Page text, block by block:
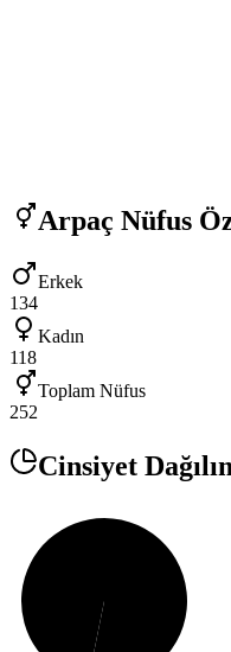
Arpaç Nüfus
Erkek
134
Kadın
118
Toplam Nüfus
252
Cinsiyet